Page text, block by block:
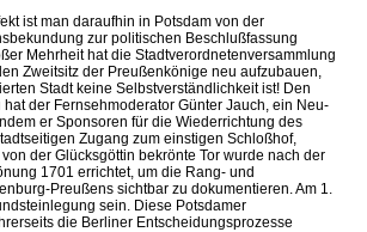
ist man daraufhin in Potsdam von der
zur politischen Beschlußfassung
Mehrheit hat die Stadtverordnetenversammlung
Zweitsitz der Preußenkönige neu aufzubauen,
Stadt keine Selbstverständlichkeit ist! Den
der Fernsehmoderator Günter Jauch, ein Neu-
er Sponsoren für die Wiederrichtung des
Zugang zum einstigen Schloßhof,
der Glücksgöttin bekrönte Tor wurde nach der
1701 errichtet, um die Rang- und
Preußens sichtbar zu dokumentieren. Am 1.
sein. Diese Potsdamer
die Berliner Entscheidungsprozesse